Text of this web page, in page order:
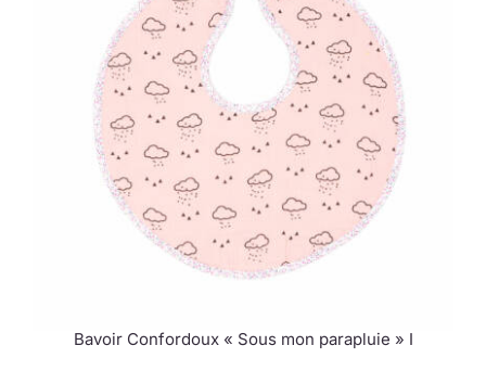
Bavoir Confordoux « Sous mon parapluie » I